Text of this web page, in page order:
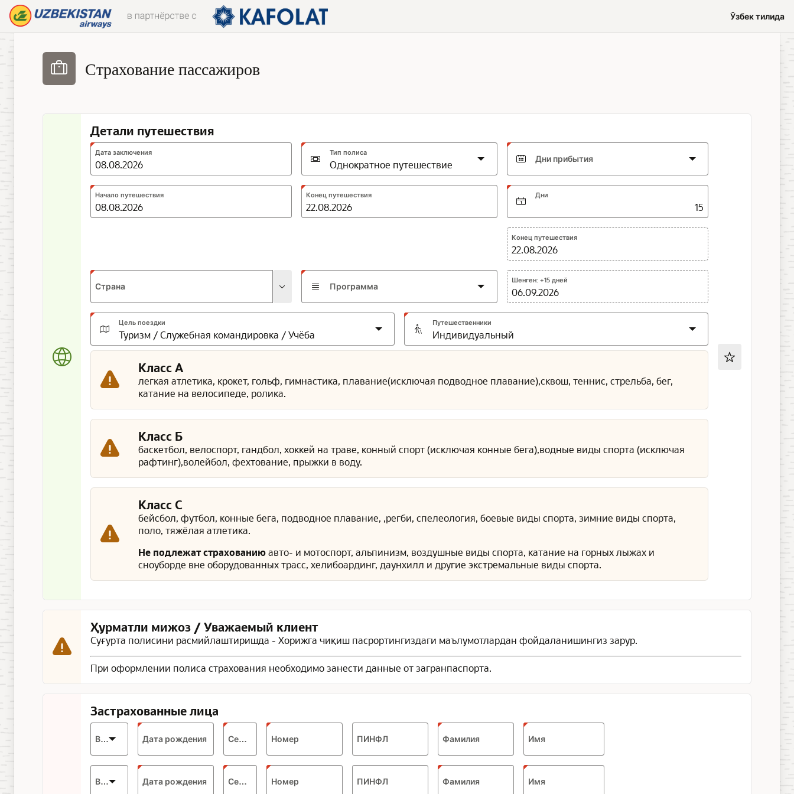
Skip to Main Content
Ўзбек тилида
Страхование пассажиров
Детали путешествия
Дата заключения
Expected
format:
DD.MM.YYYY
Тип полиса
Дни прибытия
Начало путешествия
Expected
format:
DD.MM.YYYY
Конец путешествия
Expected
format:
DD.MM.YYYY
Дни
Конец путешествия
22.08.2026
Страна Программа
Шенген: +15 дней
06.09.2026
Цель поездки Путешественники
Класс А
легкая атлетика, крокет, гольф, гимнастика, плавание(исключая подводное плавание),сквош, теннис, стрельба, бег,
катание на велосипеде, ролика.
Класс Б
баскетбол, велоспорт, гандбол, хоккей на траве, конный спорт (исключая конные бега),водные виды спорта (исключая
рафтинг),волейбол, фехтование, прыжки в воду.
Класс С
бейсбол, футбол, конные бега, подводное плавание, ,регби, спелеология, боевые виды спорта, зимние виды спорта,
поло, тяжёлая атлетика.
Не подлежат страхованиюавто- и мотоспорт, альпинизм, воздушные виды спорта, катание на горных лыжах и
сноуборде вне оборудованных трасс, хелибоардинг, даунхилл и другие экстремальные виды спорта.
Ҳурматли мижоз / Уважаемый клиент
Суғурта полисини расмийлаштиришда - Хорижга чиқиш пасрортингиздаги маълумотлардан фойдаланишингиз зарур.
При оформлении полиса страхования необходимо занести данные от загранпаспорта.
Застрахованные лица
Возраст Дата рождения
Expected
format:
DD.MM.YYYY
Серия Номер ПИНФЛ Фамилия Имя
Возраст Дата рождения
Expected
format:
Серия Номер ПИНФЛ Фамилия Имя